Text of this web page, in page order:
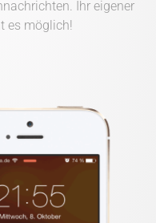
Ihr eigener
es möglich!